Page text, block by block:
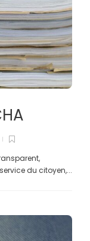
du citoyen,...